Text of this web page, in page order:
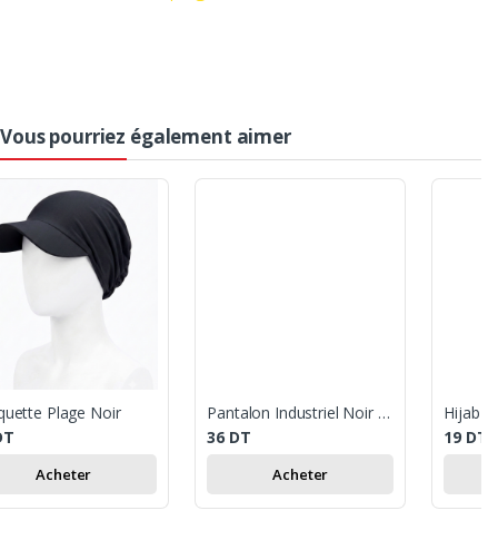
Vous pourriez également aimer
Plage Noir
Acheter
Pantalon Industriel Noir 3XL
36 DT
Acheter
19 DT